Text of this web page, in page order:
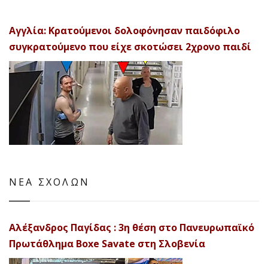
Αγγλία: Κρατούμενοι δολοφόνησαν παιδόφιλο
συγκρατούμενο που είχε σκοτώσει 2χρονο παιδί
ΝΕΑ ΣΧΟΛΩΝ
Αλέξανδρος Παγίδας : 3η θέση στο Πανευρωπαϊκό
Πρωτάθλημα Boxe Savate στη Σλοβενία